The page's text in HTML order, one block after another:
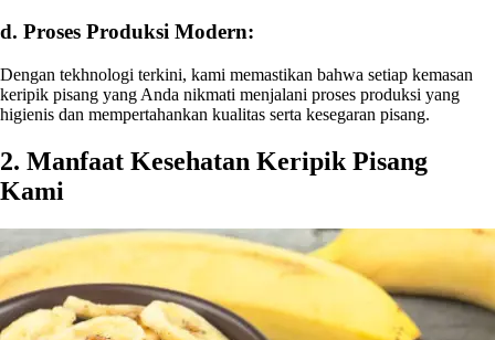
d. Proses Produksi Modern:
Dengan tekhnologi terkini, kami memastikan bahwa setiap kemasan
keripik pisang yang Anda nikmati menjalani proses produksi yang
higienis dan mempertahankan kualitas serta kesegaran pisang.
2. Manfaat Kesehatan Keripik Pisang
Kami